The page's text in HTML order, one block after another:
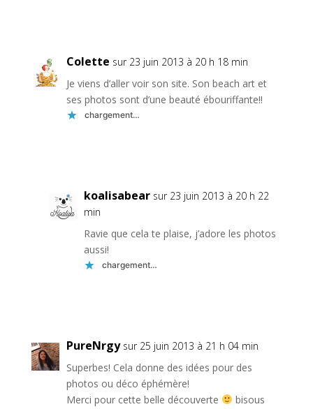
Colette sur 23 juin 2013 à 20 h 18 min
Je viens d’aller voir son site. Son beach art et
ses photos sont d’une beauté ébouriffante!!
chargement…
koalisabear sur 23 juin 2013 à 20 h 22
min
Ravie que cela te plaise, j’adore les photos
aussi!
chargement…
PureNrgy sur 25 juin 2013 à 21 h 04 min
Superbes! Cela donne des idées pour des
photos ou déco éphémère!
Merci pour cette belle découverte
bisous